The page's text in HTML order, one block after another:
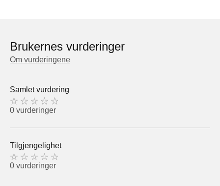
Brukernes vurderinger
Om vurderingene
Samlet vurdering
0 vurderinger
Tilgjengelighet
0 vurderinger